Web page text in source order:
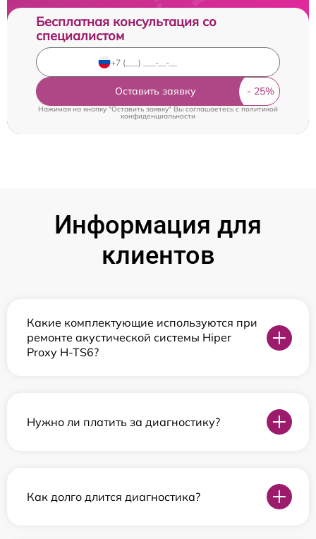
Бесплатная консультация со
специалистом
Оставить заявку
Нажимая на кнопку "Оставить заявку" Вы соглашаетесь c политикой
конфиденциальности
Информация для
клиентов
Какие комплектующие используются при
ремонте акустической системы Hiper
Proxy H-TS6?
Нужно ли платить за диагностику?
Как долго длится диагностика?